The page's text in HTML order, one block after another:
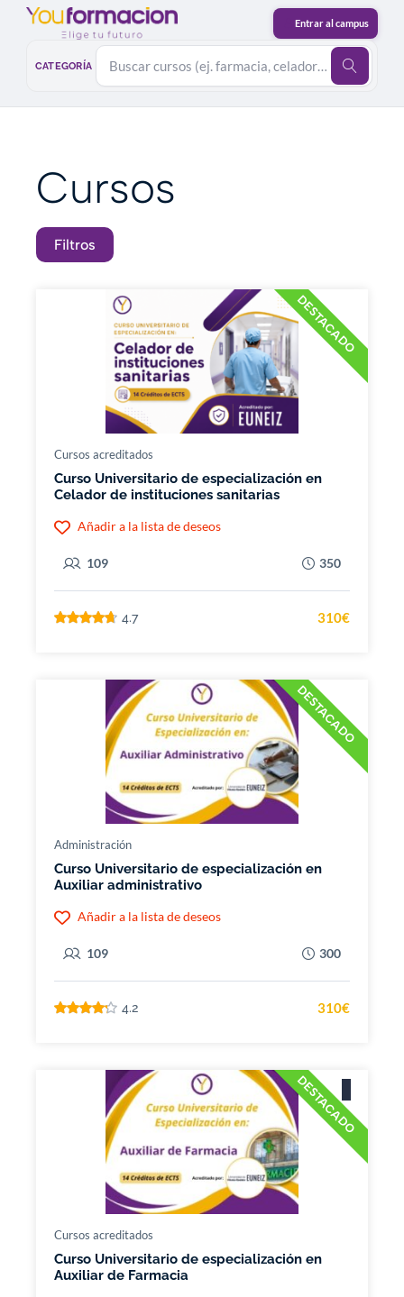
CATEGORÍA
Cursos
Filtros
DESTACADO
Cursos acreditados
Curso Universitario de especialización en
Celador de instituciones sanitarias
Añadir a la lista de deseos
109 350
4.7 310€
DESTACADO
Administración
Curso Universitario de especialización en
Auxiliar administrativo
Añadir a la lista de deseos
109 300
4.2 310€
DESTACADO
Cursos acreditados
Curso Universitario de especialización en
Auxiliar de Farmacia